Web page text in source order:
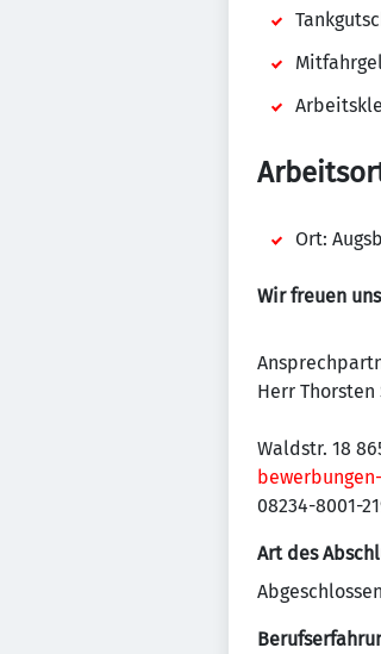
Ort:
Wir freuen
Herr
Waldstr. 18
08234-8001-
Art des